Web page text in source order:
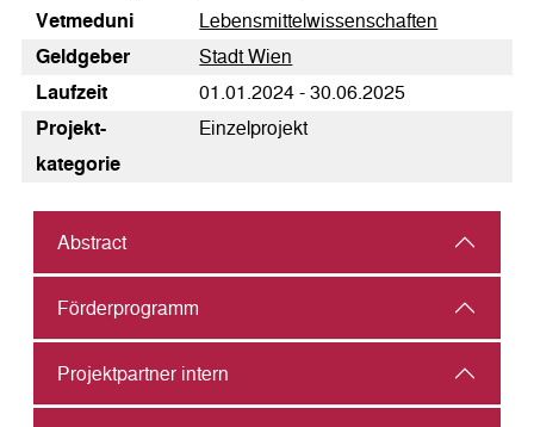
Vetmeduni
Lebensmittelwissenschaften
Geldgeber
Stadt Wien
Laufzeit
01.01.2024 - 30.06.2025
Pro­jekt­
kategorie
Einzelprojekt
Abstract
Förderprogramm
Projektpartner intern